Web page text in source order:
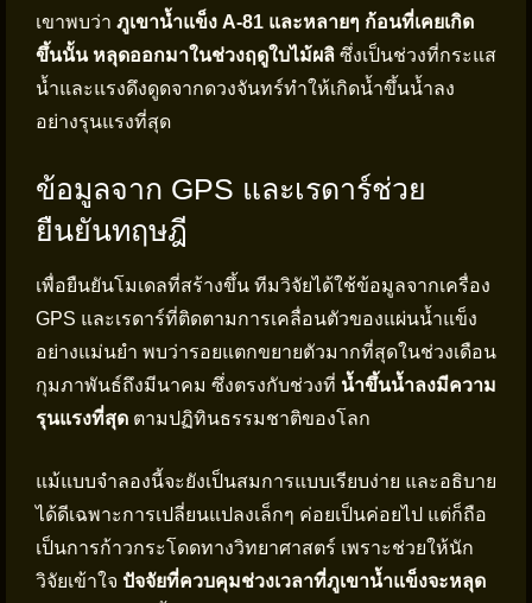
เขาพบว่า ภูเขาน้ำแข็ง A-81 และหลายๆ ก้อนที่เคยเกิด
ขึ้นนั้น หลุดออกมาในช่วงฤดูใบไม้ผลิ ซึ่งเป็นช่วงที่กระแส
น้ำและแรงดึงดูดจากดวงจันทร์ทำให้เกิดน้ำขึ้นน้ำลง
อย่างรุนแรงที่สุด
ข้อมูลจาก GPS และเรดาร์ช่วย
ยืนยันทฤษฎี
เพื่อยืนยันโมเดลที่สร้างขึ้น ทีมวิจัยได้ใช้ข้อมูลจากเครื่อง
GPS และเรดาร์ที่ติดตามการเคลื่อนตัวของแผ่นน้ำแข็ง
อย่างแม่นยำ พบว่ารอยแตกขยายตัวมากที่สุดในช่วงเดือน
กุมภาพันธ์ถึงมีนาคม ซึ่งตรงกับช่วงที่ น้ำขึ้นน้ำลงมีความ
รุนแรงที่สุด ตามปฏิทินธรรมชาติของโลก
แม้แบบจำลองนี้จะยังเป็นสมการแบบเรียบง่าย และอธิบาย
ได้ดีเฉพาะการเปลี่ยนแปลงเล็กๆ ค่อยเป็นค่อยไป แต่ก็ถือ
เป็นการก้าวกระโดดทางวิทยาศาสตร์ เพราะช่วยให้นัก
วิจัยเข้าใจ ปัจจัยที่ควบคุมช่วงเวลาที่ภูเขาน้ำแข็งจะหลุด